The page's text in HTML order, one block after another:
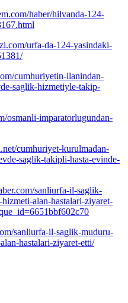
haber/hilvanda-124-
urfa-da-124-yasindaki-
cumhuriyetin-ilanindan-
saglik-hizmetiyle-takip-
osmanli-imparatorlugundan-
cumhuriyet-kurulmadan-
saglik-takipli-hasta-evinde-
sanliurfa-il-saglik-
alan-hastalari-ziyaret-
sanliurfa-il-saglik-muduru-
hastalari-ziyaret-etti/